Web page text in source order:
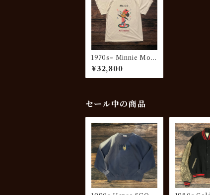
1970s~ Minnie Mou
se Soaked Print Tee
“黒人ミニー”
¥32,800
セール中の商品